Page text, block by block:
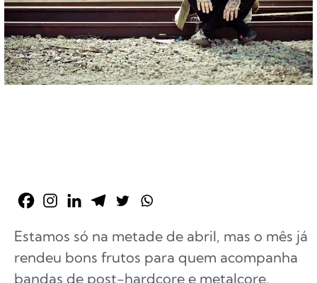
Estamos só na metade de abril, mas o mês já
rendeu bons frutos para quem acompanha
bandas de post-hardcore e metalcore.